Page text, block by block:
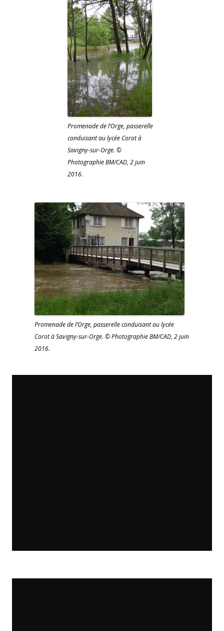
Promenade de l’Orge, passerelle
conduisant au lycée Corot à
Savigny-sur-Orge. ©
Photographie BM/CAD, 2 juin
2016.
Promenade de l’Orge, passerelle conduisant au lycée
Corot à Savigny-sur-Orge. © Photographie BM/CAD, 2 juin
2016.